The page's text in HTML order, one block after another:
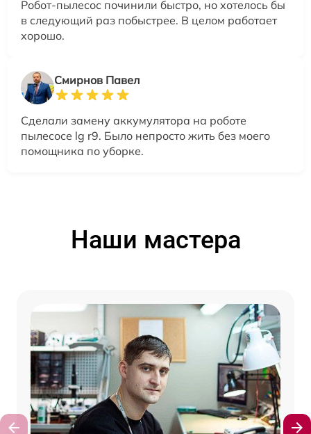
Робот-пылесос починили быстро, но хотелось бы
в следующий раз побыстрее. В целом работает
хорошо.
Смирнов Павел
Сделали замену аккумулятора на роботе
пылесосе lg r9. Было непросто жить без моего
помощника по уборке.
Наши мастера